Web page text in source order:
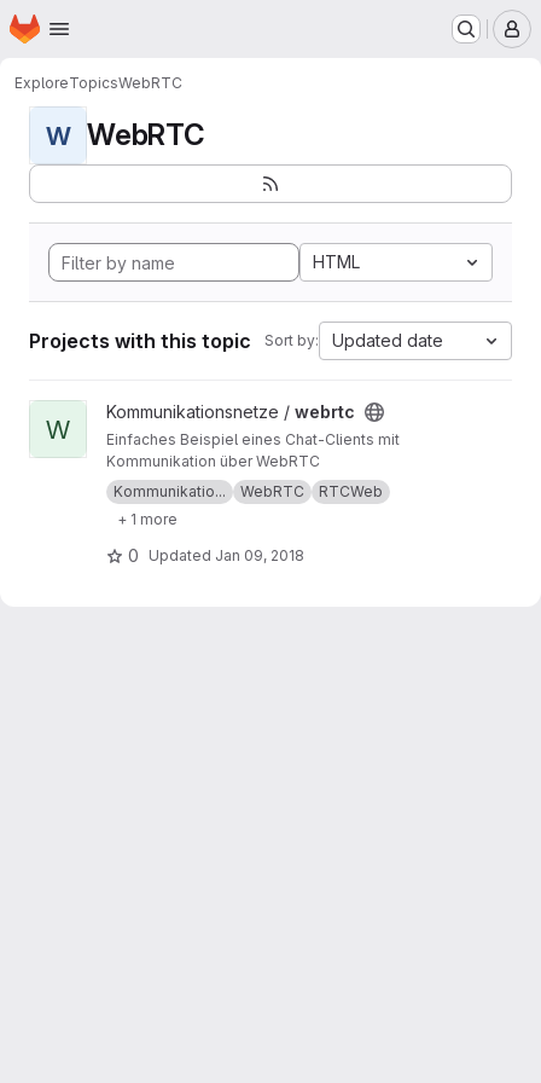
Skip to main content
Homepage
ExploreTopicsWebRTC
W WebRTC
HTML
Projects with this topic Sort by: Updated date
View webrtc project
W
Kommunikationsnetze / webrtc
Einfaches Beispiel eines Chat-Clients mit
Kommunikation über WebRTC
Kommunikatio...
WebRTC
RTCWeb
+ 1 more
0 Updated Jan 09, 2018